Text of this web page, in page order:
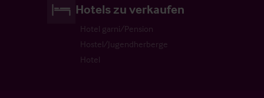
Hotels zu verkaufen
Hotel garni/Pension
Hostel/Jugendherberge
Hotel